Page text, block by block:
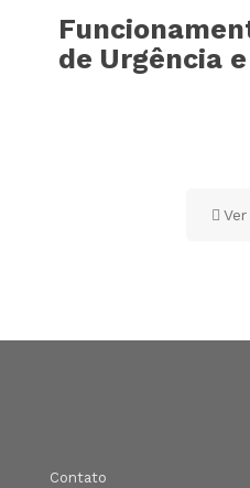
de Urgência
Contato